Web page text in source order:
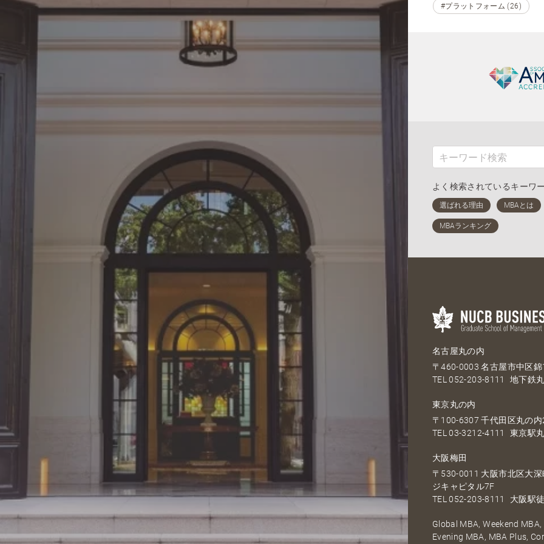
#プラットフォーム (26)
よく検索されているキーワ
名古屋丸の内
〒460-0003 名古屋市中区
TEL052-203-8111 地下鉄
東京丸の内
〒100-6307 千代田区丸の
TEL03-3212-4111 東京駅
大阪梅田
〒530-0011 大阪市北区大
ジキャピタル7F
TEL052-203-8111 大阪駅
Global MBA, Weekend
Evening MBA, MBA Plus,